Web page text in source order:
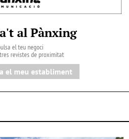
al Pànxing
el teu negoci
revistes de proximitat
el meu establiment